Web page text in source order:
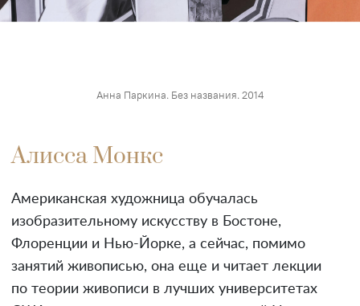
Анна Паркина. Без названия. 2014
Алисса Монкс
Американская художница обучалась
изобразительному искусству в Бостоне,
Флоренции и Нью-Йорке, а сейчас, помимо
занятий живописью, она еще и читает лекции
по теории живописи в лучших университетах